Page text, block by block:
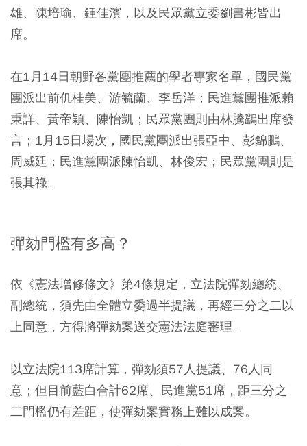
雄、陳培瑜、鍾佳濱，以及民眾黨立委劉書彬皆出
席。
在1月14日朝野各黨團推薦的學者專家名單，國民黨
團派出前仉桂美、游毓蘭、李岳洋；民進黨團推派賴
秉詳、黃帝穎、陳怡凱；民眾黨團則由林騰鷂出席發
言；1月15日場次，國民黨團派出張亞中、彭錦鵬、
周威廷；民進黨團派陳怡凱、林俊宏；民眾黨團則是
張其祿。
彈劾門檻有多高？
依《憲法增修條文》第4條規定，立法院彈劾總統、
副總統，須先由全體立委過半提議，再經三分之二以
上同意，方得將彈劾案送交憲法法庭審理。
以立法院113席計算，彈劾須57人提議、76人同
意；但目前藍白合計62席、民進黨51席，距三分之
二門檻仍有差距，使彈劾案實務上難以成案。